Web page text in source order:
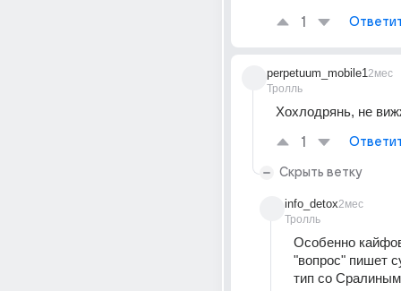
1
perpetuum_mobile1
Тролль
2мес
Хохлодрянь, не
1
Скрыть ветку
info_detox
Тролль
2мес
Особенно
"вопрос" пишет
тип со